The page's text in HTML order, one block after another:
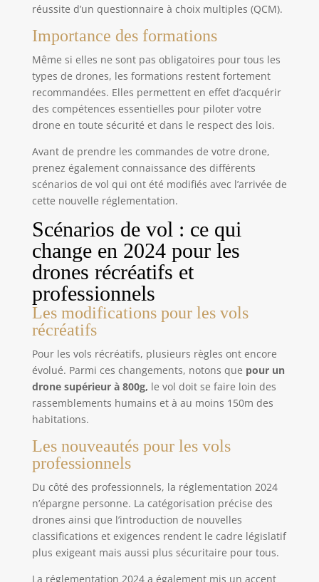
réussite d’un questionnaire à choix multiples (QCM).
Importance des formations
Même si elles ne sont pas obligatoires pour tous les
types de drones, les formations restent fortement
recommandées. Elles permettent en effet d’acquérir
des compétences essentielles pour piloter votre
drone en toute sécurité et dans le respect des lois.
Avant de prendre les commandes de votre drone,
prenez également connaissance des différents
scénarios de vol qui ont été modifiés avec l’arrivée de
cette nouvelle réglementation.
Scénarios de vol : ce qui
change en 2024 pour les
drones récréatifs et
professionnels
Les modifications pour les vols
récréatifs
Pour les vols récréatifs, plusieurs règles ont encore
évolué. Parmi ces changements, notons que pour un
drone supérieur à 800g, le vol doit se faire loin des
rassemblements humains et à au moins 150m des
habitations.
Les nouveautés pour les vols
professionnels
Du côté des professionnels, la réglementation 2024
n’épargne personne. La catégorisation précise des
drones ainsi que l’introduction de nouvelles
classifications et exigences rendent le cadre législatif
plus exigeant mais aussi plus sécuritaire pour tous.
La réglementation 2024 a également mis un accent